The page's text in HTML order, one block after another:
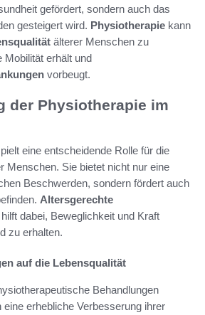
gefördert, sondern auch das
gesteigert wird. Physiotherapie kann
älterer Menschen zu
erhält und
vorbeugt.
der Physiotherapie im
eine entscheidende Rolle für die
Menschen. Sie bietet nicht nur eine
Beschwerden, sondern fördert auch
Altersgerechte
hilft dabei, Beweglichkeit und Kraft
zu erhalten.
auf die Lebensqualität
Behandlungen
eine erhebliche Verbesserung ihrer